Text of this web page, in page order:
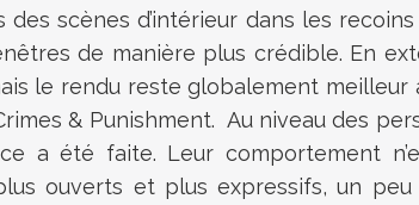
scènes d’intérieur dans les
de manière plus crédible. En
le rendu reste globalement meilleur
& Punishment. Au niveau des
a été faite. Leur comportement
ouverts et plus expressifs, un peu